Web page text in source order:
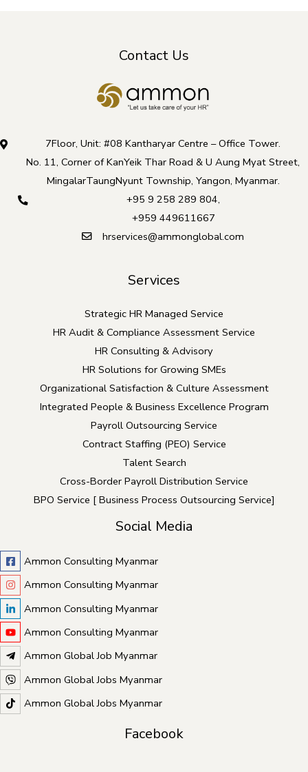
Contact Us
7Floor, Unit: #08 Kantharyar Centre – Office Tower.
No. 11, Corner of KanYeik Thar Road & U Aung Myat Street,
MingalarTaungNyunt Township, Yangon, Myanmar.
+95 9 258 289 804,
+959 449611667
hrservices@ammonglobal.com
Services
Strategic HR Managed Service
HR Audit & Compliance Assessment Service
HR Consulting & Advisory
HR Solutions for Growing SMEs
Organizational Satisfaction & Culture Assessment
Integrated People & Business Excellence Program
Payroll Outsourcing Service
Contract Staffing (PEO) Service
Talent Search
Cross-Border Payroll Distribution Service
BPO Service [ Business Process Outsourcing Service]
Social Media
Ammon Consulting Myanmar
Ammon Consulting Myanmar
Ammon Consulting Myanmar
Ammon Consulting Myanmar
Ammon Global Job Myanmar
Ammon Global Jobs Myanmar
Ammon Global Jobs Myanmar
Facebook